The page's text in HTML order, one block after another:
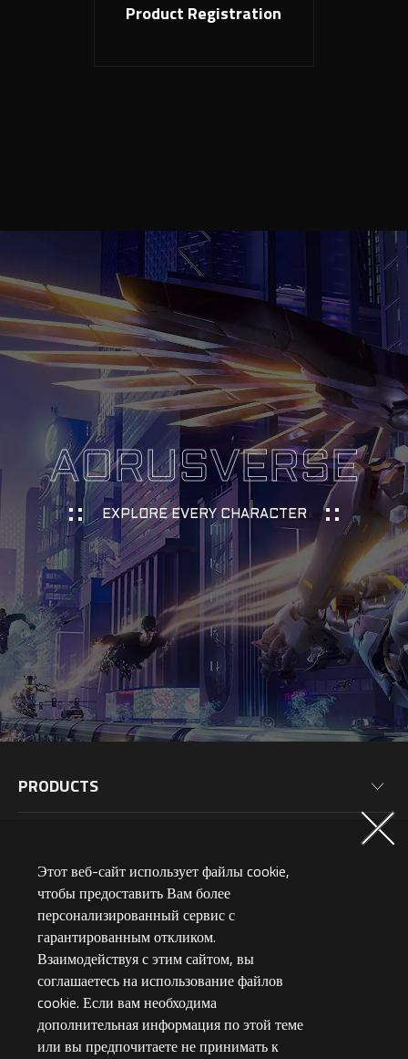
Product Registration
AORUSVERSE
EXPLORE EVERY CHARACTER
Этот веб-сайт использует файлы cookie,
чтобы предоставить Вам более
персонализированный сервис с
гарантированным откликом.
Взаимодействуя с этим сайтом, вы
соглашаетесь на использование файлов
cookie. Если вам необходима
дополнительная информация по этой теме
или вы предпочитаете не принимать к
PRODUCTS
Monitors
Laptops
Desktop PC
PC Peripherals
PC Components
Events
Blog
Wallpaper
SERVICE
Warranty Information
Product Registration
MEMBERSHIP
Why Join?
Membership Levels
AORUS Points & Rewards
ABOUT US
AORUSVERSE
Global (English)